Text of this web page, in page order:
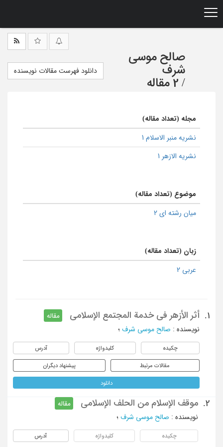
صالح موسی
شرف
/ 2 مقاله
دانلود فهرست مقالات نویسنده
مجله (تعداد مقاله)
نشریه منبر الاسلام 1
نشریه الازهر 1
موضوع (تعداد مقاله)
میان رشته ای 2
زبان (تعداد مقاله)
عربی 2
1. أثر الأزهر فی خدمة المجتمع الإسلامی
مقاله
نویسنده : صالح موسی شرف ؛
چکیده کلیدواژه آدرس
مقالات مرتبط پیشنهاد دیگران
دانلود
2. موقف الإسلام من الحلف الإسلامی
مقاله
نویسنده : صالح موسی شرف ؛
چکیده کلیدواژه آدرس